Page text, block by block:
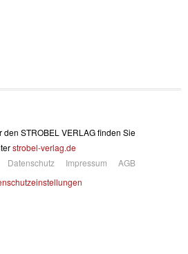
den STROBEL VERLAG finden Sie
strobel-verlag.de
Datenschutz Impressum
AGB